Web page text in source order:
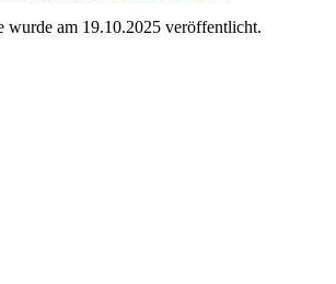
wurde am 19.10.2025 veröffentlicht.